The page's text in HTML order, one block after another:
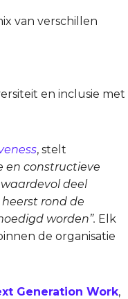
van verschillen
en inclusie met
, stelt
en constructieve
deel
rond de
worden”. Elk
de organisatie
Generation Work,